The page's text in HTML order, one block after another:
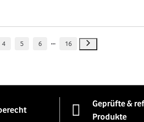
4 5 6 16
Geprüfte &
Produkte